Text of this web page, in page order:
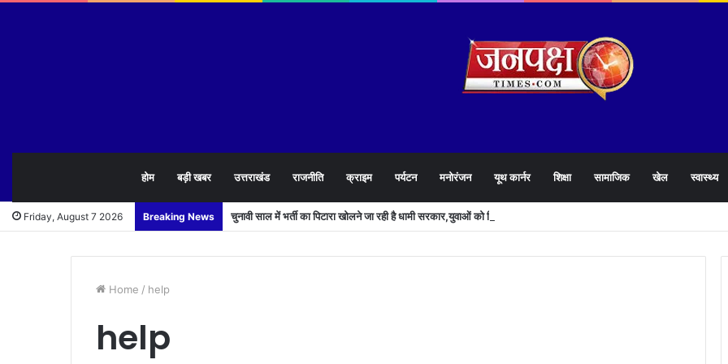
होम बड़ी खबर उत्तराखंड राजनीति क्राइम पर्यटन मनोरंजन यूथ कार्नर शिक्षा सामाजिक खेल स्वास्थ्य
Friday, August 7 2026 Breaking News चुनावी साल में भर्ती का पिटारा खोलने जा रही है धामी सरकार,युवाओं को मिलेगी 34 हजार रिकॉर्ड भर्तियों की सौगात
Home / help
help